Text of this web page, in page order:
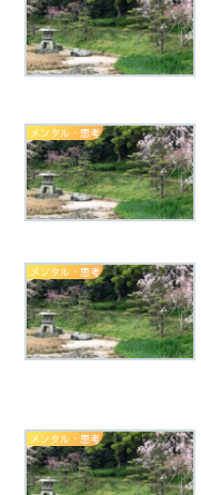
メンタル・思考
メンタル・思考
メンタル・思考